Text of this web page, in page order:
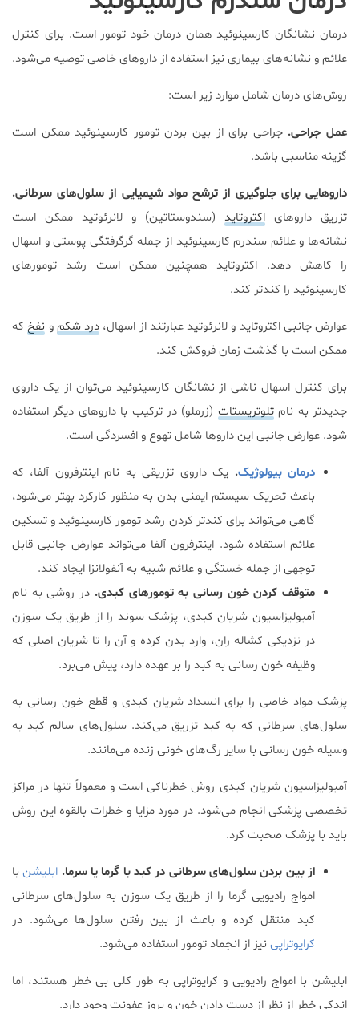
درمان نشانگان کارسینوئید همان درمان خود تومور است. برای کنترل
علائم و نشانه‌های بیماری نیز استفاده از داروهای خاصی توصیه می‌شود.
روش‌های درمان شامل موارد زیر است:
عمل جراحی. جراحی برای از بین بردن تومور کارسینوئید ممکن است
گزینه مناسبی باشد.
داروهایی برای جلوگیری از ترشح مواد شیمیایی از سلول‌های سرطانی.
تزریق داروهای اکتروتاید (سندوستاتین) و لانرئوتید ممکن است
نشانه‌ها و علائم سندرم کارسینوئید از جمله گرگرفتگی پوستی و اسهال
را کاهش دهد. اکتروتاید همچنین ممکن است رشد تومورهای
کارسینوئید را کندتر کند.
عوارض جانبی اکتروتاید و لانرئوتید عبارتند از اسهال، درد شکمو نفخکه
ممکن است با گذشت زمان فروکش کند.
برای کنترل اسهال ناشی از نشانگان کارسینوئید می‌توان از یک داروی
جدیدتر به نامتلوتریستات (زرملو) در ترکیب با داروهای دیگر استفاده
شود. عوارض جانبی این داروها شامل تهوع و افسردگی است.
درمان بیولوژیک. یک داروی تزریقی به نام اینترفرون آلفا، که
باعث تحریک سیستم ایمنی بدن به منظور کارکرد بهتر می‌شود،
گاهی می‌تواند برای کندتر کردن رشد تومور کارسینوئید و تسکین
علائم استفاده شود. اینترفرون آلفا می‌تواند عوارض جانبی قابل
توجهی از جمله خستگی و علائم شبیه به آنفولانزا ایجاد کند.
متوقف کردن خون رسانی به تومورهای کبدی. در روشی به نام
آمبولیزاسیون شریان کبدی، پزشک سوند را از طریق یک سوزن
در نزدیکی کشاله ران، وارد بدن کرده و آن را تا شریان اصلی که
وظیفه خون رسانی به کبد را بر عهده دارد، پیش می‌برد.
پزشک مواد خاصی را برای انسداد شریان کبدی و قطع خون رسانی به
سلول‌های سرطانی که به کبد تزریق می‌کند. سلول‌های سالم کبد به
وسیله خون رسانی با سایر رگ‌های خونی زنده می‌مانند.
آمبولیزاسیون شریان کبدی روش خطرناکی است و معمولاً تنها در مراکز
تخصصی پزشکی انجام می‌شود. در مورد مزایا و خطرات بالقوه این روش
باید با پزشک صحبت کرد.
از بین بردن سلول‌های سرطانی در کبد با گرما یا سرما. ابلیشنبا
امواج رادیویی گرما را از طریق یک سوزن به سلول‌های سرطانی
کبد منتقل کرده و باعث از بین رفتن سلول‌ها می‌شود. در
کرایوتراپی نیز از انجماد تومور استفاده می‌شود.
ابلیشن با امواج رادیویی و کرایوتراپی به طور کلی بی خطر هستند، اما